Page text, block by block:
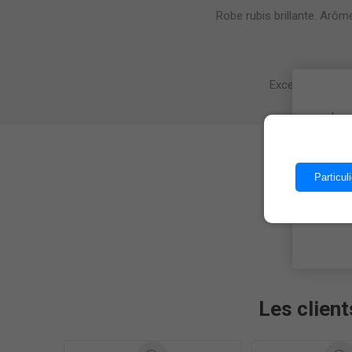
Robe rubis brillante.
Excellent avec
Les